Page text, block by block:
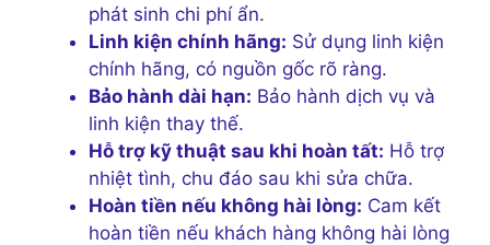
phát sinh chi phí ẩn.
Linh kiện chính hãng: Sử dụng linh kiện
chính hãng, có nguồn gốc rõ ràng.
Bảo hành dài hạn: Bảo hành dịch vụ và
linh kiện thay thế.
Hỗ trợ kỹ thuật sau khi hoàn tất: Hỗ trợ
nhiệt tình, chu đáo sau khi sửa chữa.
Hoàn tiền nếu không hài lòng: Cam kết
hoàn tiền nếu khách hàng không hài lòng